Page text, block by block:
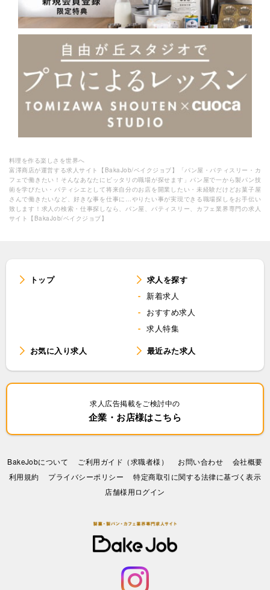
料理を作る楽しさを世界へ
富澤商店が運営する求人サイト【BakaJob/ベイクジョブ】「パン屋・パティスリー・カ
フェで働きたい！そんなあなたにピッタリの職場が探せます」パン屋で一から製パン技
術を学びたい・パティシエとして将来自分のお店を開業したい・未経験だけどお菓子屋
さんで働きたいなど、好きな事を仕事に…やりたい事が実現できる職場探しをお手伝い
致します！求人の検索・仕事探しなら、パン屋、パティスリー、カフェ業界専門の求人
サイト【BakaJob/ベイクジョブ】
トップ
求人を探す
新着求人
おすすめ求人
求人特集
お気に入り求人
最近みた求人
求人広告掲載をご検討中の
企業・お店様はこちら
BakeJobについて ご利用ガイド（求職者様） お問い合わせ
会社概要
利⽤規約
プライバシーポリシー
特定商取引に関する法律に基づく表示
店舗様用ログイン